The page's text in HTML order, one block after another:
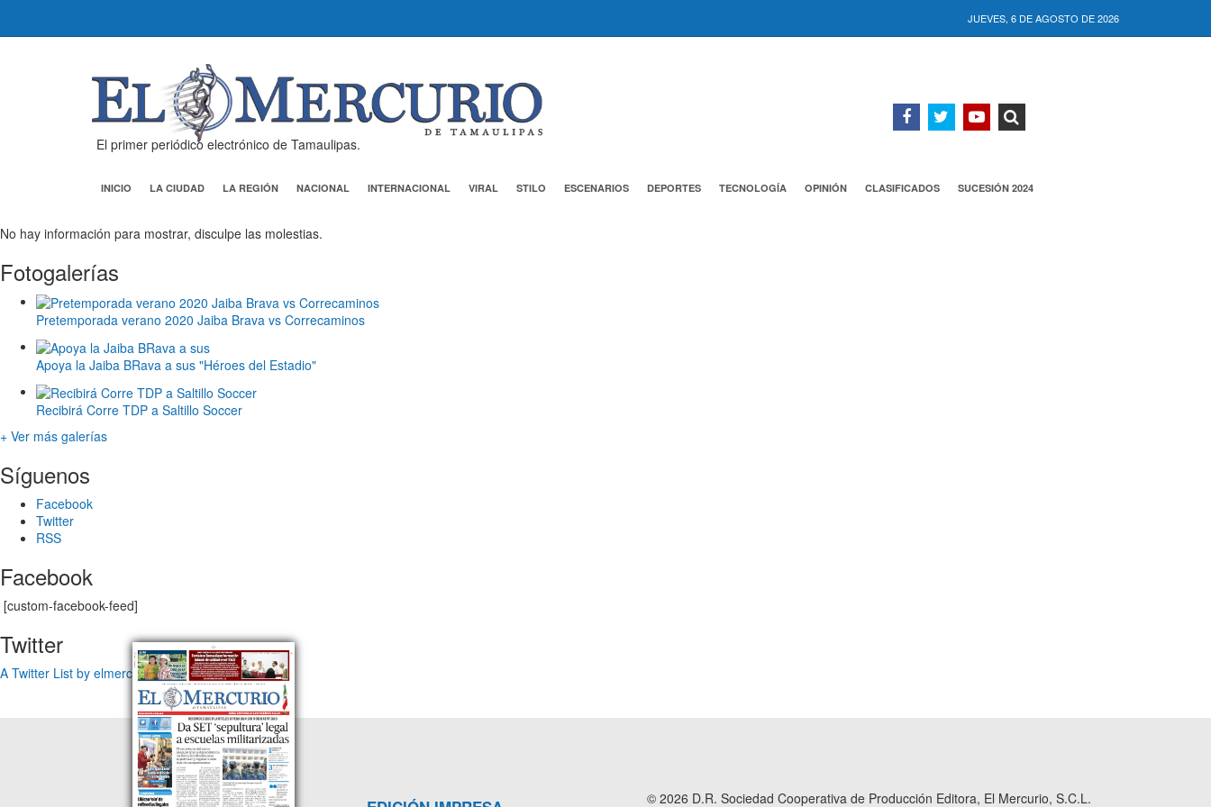
JUEVES, 6 DE AGOSTO DE 2026
El primer periódico electrónico de Tamaulipas.
INICIO LA CIUDAD LA REGIÓN NACIONAL INTERNACIONAL VIRAL STILO ESCENARIOS DEPORTES TECNOLOGÍA OPINIÓN CLASIFICADOS SUCESIÓN 2024
No hay información para mostrar, disculpe las molestias.
Fotogalerías
Pretemporada verano 2020 Jaiba Brava vs Correcaminos
Apoya la Jaiba BRava a sus "Héroes del Estadio"
Recibirá Corre TDP a Saltillo Soccer
+ Ver más galerías
Síguenos
Facebook
Twitter
RSS
Facebook
[custom-facebook-feed]
Twitter
A Twitter List by elmercuriotam
© 2026 D.R. Sociedad Cooperativa de Producción Editora, El Mercurio, S.C.L.